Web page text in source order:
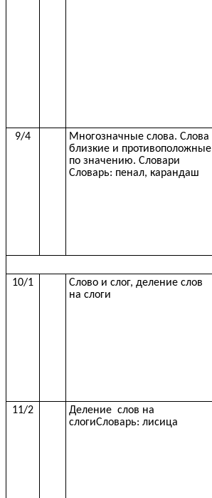
9/4
Многозначные слова. Слова
близкие и противоположные
по значению. Словари
Словарь: пенал, карандаш
10/1
Слово и слог, деление слов
на слоги
11/2
Деление слов на
слогиСловарь: лисица